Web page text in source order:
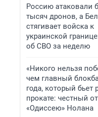
Россию атаковали
тысяч дронов, а
стягивает войска к
украинской
об СВО за неделю
«Никого нельзя
чем главный
года, который бьет
прокате: честный
«Одиссею» Нолана